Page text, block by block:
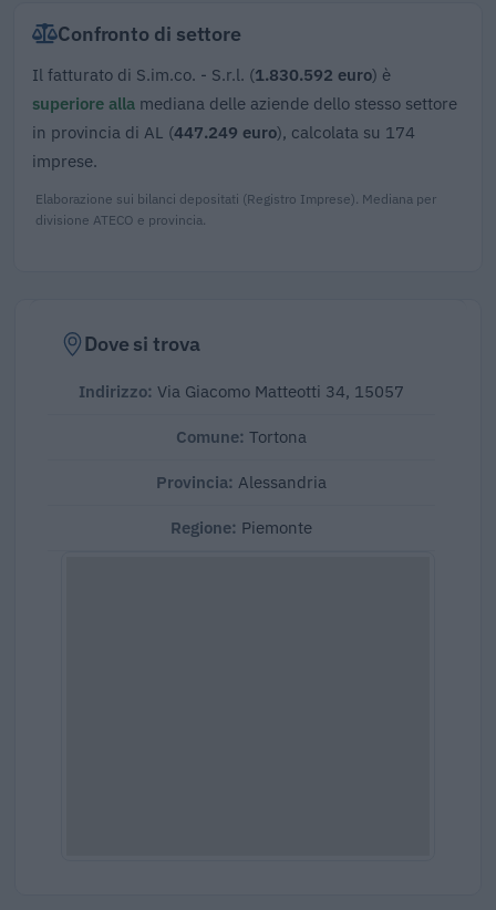
Confronto di settore
Il fatturato di S.im.co. - S.r.l. (1.830.592 euro) è
superiore alla mediana delle aziende dello stesso settore
in provincia di AL (447.249 euro), calcolata su 174
imprese.
Elaborazione sui bilanci depositati (Registro Imprese). Mediana per
divisione ATECO e provincia.
Dove si trova
Indirizzo: Via Giacomo Matteotti 34, 15057
Comune: Tortona
Provincia: Alessandria
Regione: Piemonte